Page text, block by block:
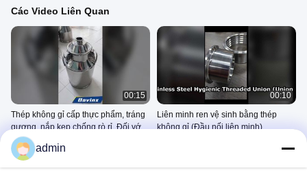
Các Video Liên Quan
00:15
Thép không gỉ cấp thực phẩm, tráng
gương, nắp kẹp chống rò rỉ. Đối với
sữa, dược phẩm, đồ uống. Bò q
Xô Vắt Sữa Bằng Thép Không
Gỉ
00:10
Liên minh ren vệ sinh bằng thép
không gỉ (Đầu nối liên minh)
admin